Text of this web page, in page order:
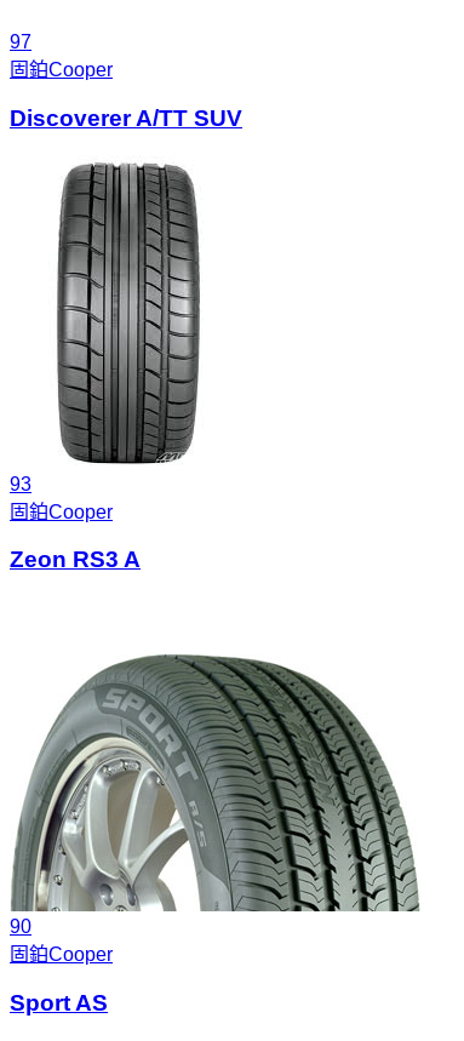
97
固鉑Cooper
Discoverer A/TT SUV
93
固鉑Cooper
Zeon RS3 A
90
固鉑Cooper
Sport AS